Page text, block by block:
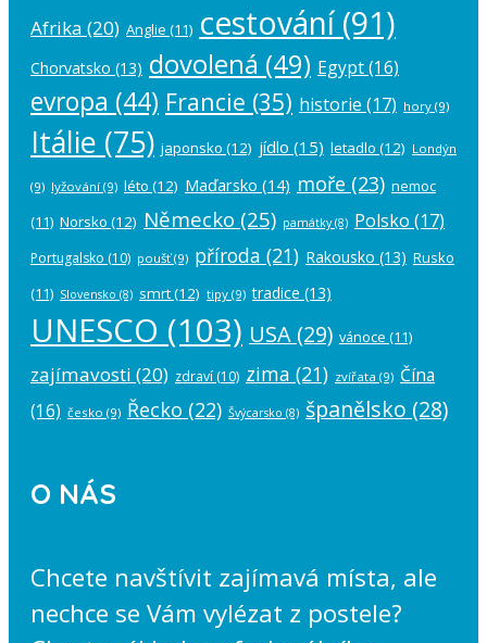
Afrika (20) Anglie (11) cestování(91)
Chorvatsko (13) dovolená (49) Egypt(16)
evropa (44) Francie (35) historie (17) hory (9)
Itálie (75) japonsko (12) jídlo (15) letadlo (12) Londýn
(9) lyžování (9) léto (12) Maďarsko (14) moře (23) nemoc
(11) Norsko (12) Německo (25) památky(8) Polsko (17)
Portugalsko (10) poušť(9) příroda (21) Rakousko (13) Rusko
(11) Slovensko (8) smrt(12) tipy (9) tradice (13)
UNESCO (103) USA (29) vánoce (11)
zajímavosti (20) zdraví (10) zima (21) zvířata (9) Čína
(16) česko (9) Řecko (22) Švýcarsko (8) španělsko (28)
O NÁS
Chcete navštívit zajímavá místa, ale
nechce se Vám vylézat z postele?